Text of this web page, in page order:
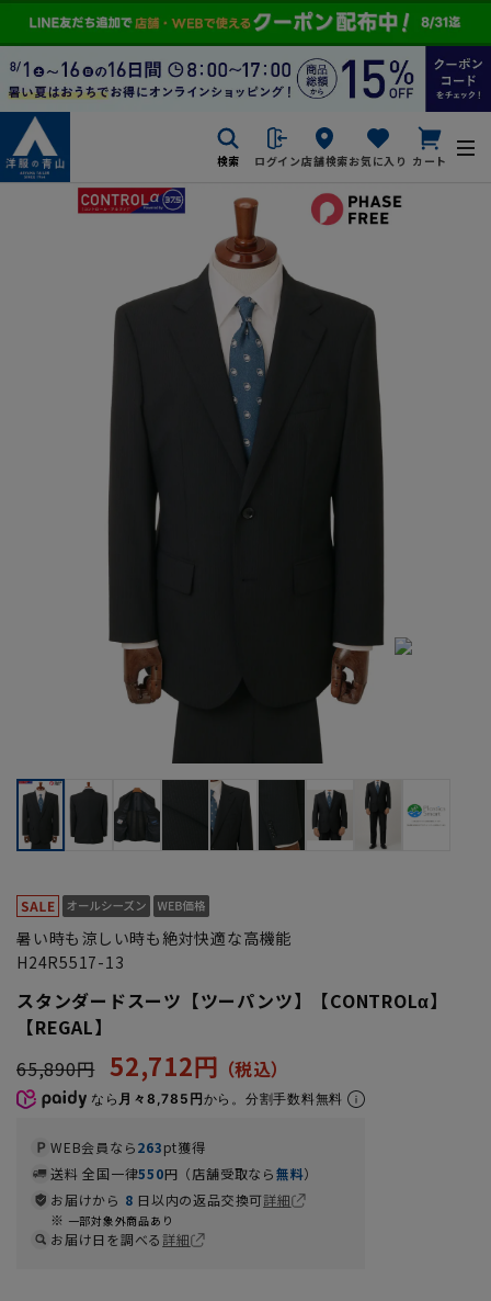
検索 ログイン店舗検索お気に入り カート
暑い時も涼しい時も絶対快適な高機能
H24R5517-13
スタンダードスーツ【ツーパンツ】【CONTROLα】
【REGAL】
65,890円 52,712円
なら 月々8,785円から。分割手数料無料
WEB会員なら263pt獲得
送料 全国一律550円（店舗受取なら無料）
お届けから 8 日以内の返品交換可詳細
一部対象外商品あり
お届け日を調べる詳細